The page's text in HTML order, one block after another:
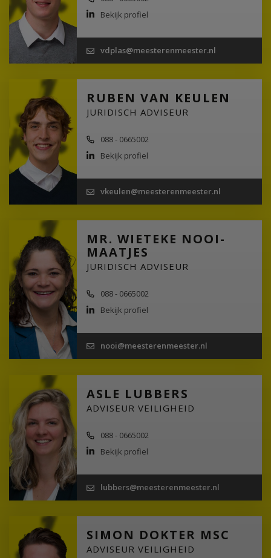
Bekijk profiel
vdplas@meesterenmeester.nl
RUBEN VAN KEULEN
JURIDISCH ADVISEUR
088 - 0665002
Bekijk profiel
vkeulen@meesterenmeester.nl
MR. WIETEKE NOOI-
MAATJES
JURIDISCH ADVISEUR
088 - 0665002
Bekijk profiel
nooi@meesterenmeester.nl
ASLE LUBBERS
ADVISEUR VEILIGHEID
088 - 0665002
Bekijk profiel
lubbers@meesterenmeester.nl
SIMON DOKTER MSC
ADVISEUR VEILIGHEID